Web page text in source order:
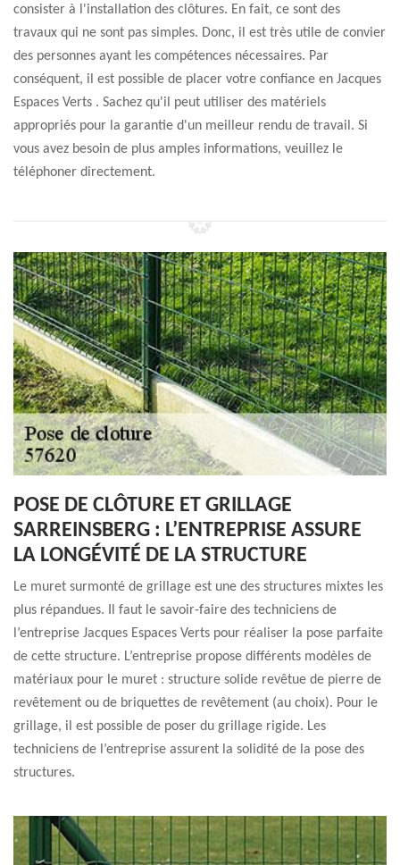
consister à l'installation des clôtures. En fait, ce sont des
travaux qui ne sont pas simples. Donc, il est très utile de convier
des personnes ayant les compétences nécessaires. Par
conséquent, il est possible de placer votre confiance en Jacques
Espaces Verts . Sachez qu'il peut utiliser des matériels
appropriés pour la garantie d'un meilleur rendu de travail. Si
vous avez besoin de plus amples informations, veuillez le
téléphoner directement.
POSE DE CLÔTURE ET GRILLAGE
SARREINSBERG : L’ENTREPRISE ASSURE
LA LONGÉVITÉ DE LA STRUCTURE
Le muret surmonté de grillage est une des structures mixtes les
plus répandues. Il faut le savoir-faire des techniciens de
l’entreprise Jacques Espaces Verts pour réaliser la pose parfaite
de cette structure. L’entreprise propose différents modèles de
matériaux pour le muret : structure solide revêtue de pierre de
revêtement ou de briquettes de revêtement (au choix). Pour le
grillage, il est possible de poser du grillage rigide. Les
techniciens de l’entreprise assurent la solidité de la pose des
structures.